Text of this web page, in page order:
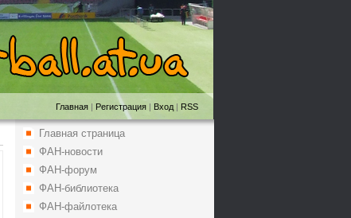
Главная | Регистрация | Вход | RSS
Главная страница
ФАН-новости
ФАН-форум
ФАН-библиотека
ФАН-файлотека